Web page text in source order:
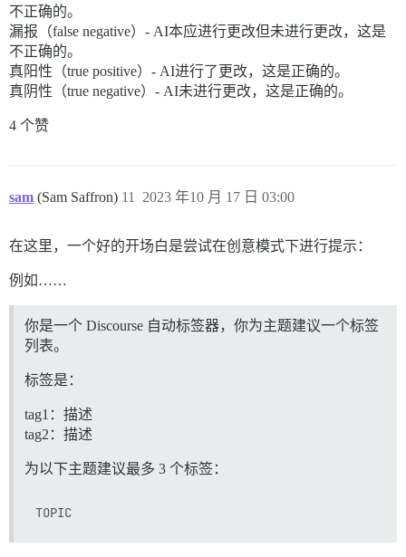
不正确的。
漏报（false negative）- AI本应进行更改但未进行更改，这是
不正确的。
真阳性（true positive）- AI进行了更改，这是正确的。
真阴性（true negative）- AI未进行更改，这是正确的。
4 个赞
sam (Sam Saffron) 2023 年10 月 17 日 03:00
11
在这里，一个好的开场白是尝试在创意模式下进行提示：
例如……
你是一个 Discourse 自动标签器，你为主题建议一个标签
列表。
标签是：
tag1：描述
tag2：描述
为以下主题建议最多 3 个标签：